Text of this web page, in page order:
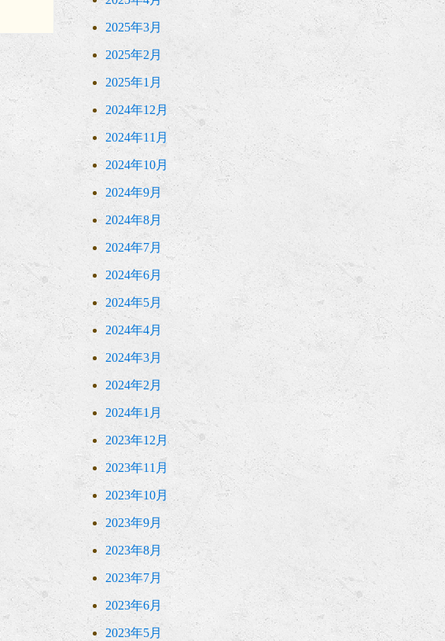
2025年3月
2025年2月
2025年1月
2024年12月
2024年11月
2024年10月
2024年9月
2024年8月
2024年7月
2024年6月
2024年5月
2024年4月
2024年3月
2024年2月
2024年1月
2023年12月
2023年11月
2023年10月
2023年9月
2023年8月
2023年7月
2023年6月
2023年5月